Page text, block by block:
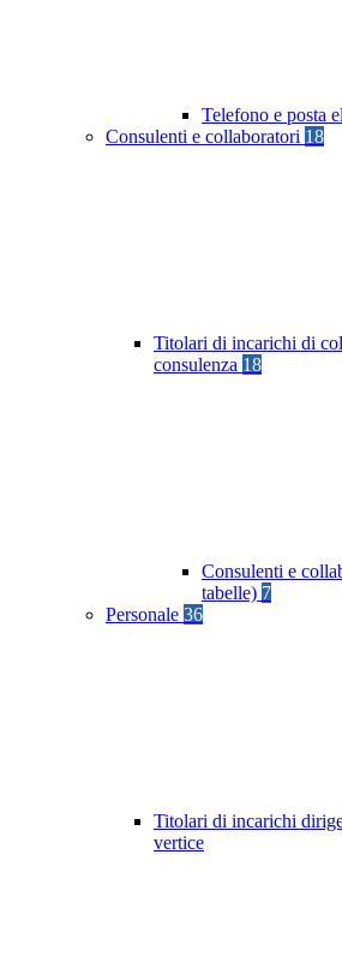
Telefono e posta
Consulenti e collaboratori 18
Titolari di incarichi di
consulenza 18
Consulenti e
tabelle) 7
Personale 36
Titolari di incarichi
vertice